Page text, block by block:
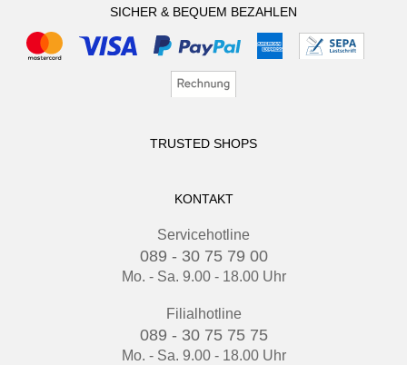
SICHER & BEQUEM BEZAHLEN
TRUSTED SHOPS
KONTAKT
Servicehotline
089 - 30 75 79 00
Mo. - Sa. 9.00 - 18.00 Uhr
Filialhotline
089 - 30 75 75 75
Mo. - Sa. 9.00 - 18.00 Uhr